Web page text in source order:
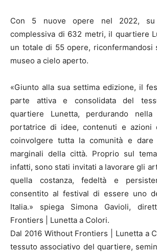
Con 5 nuove opere nel 2022, su
complessiva di 632 metri, il quartiere
un totale di 55 opere, riconfermandosi
museo a cielo aperto.
«Giunto alla sua settima edizione, il
parte attiva e consolidata del
quartiere Lunetta, perdurando nella
portatrice di idee, contenuti e azioni
coinvolgere tutta la comunità e dare
marginali della città. Proprio sul
infatti, sono stati invitati a lavorare gli
quella costanza, fedeltà e
consentito al festival di essere uno
Italia.» spiega Simona Gavioli,
Frontiers | Lunetta a Colori.
Dal 2016 Without Frontiers | Lunetta a
tessuto associativo del quartiere,